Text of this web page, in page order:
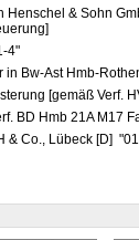
& Sohn
4"
in Bw-Ast Hmb-
[gemäß Verf.
BD Hmb 21A M17
& Co., Lübeck [D]